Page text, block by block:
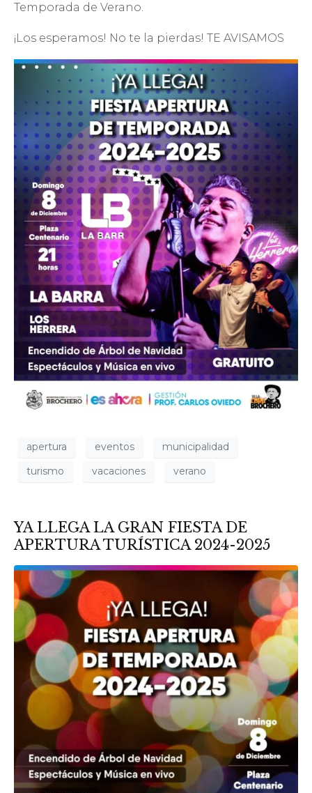
Temporada de Verano.
¡Los esperamos! No te la pierdas! TE AVISAMOS
apertura eventos
municipalidad
turismo
vacaciones verano
YA LLEGA LA GRAN FIESTA DE
APERTURA TURÍSTICA 2024-2025